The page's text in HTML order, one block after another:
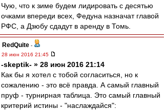
Чую, что к зиме будем лидировать с десятью
очками впереди всех, Федуна назначат главой
РФС, а Дзюбу сдадут в аренду в Томь.
RedQuite -
28 июн 2016 21:45
-skeptik- » 28 июн 2016 21:14
Как бы я хотел с тобой согласиться, но к
сожалению - это всё правда. А самый главный
пруф - турнирная таблица. Это самый главный
критерий истины - "наслаждайся":